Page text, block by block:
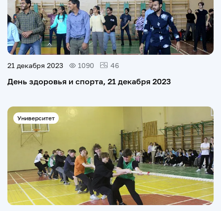
21 декабря 2023 1090 46
День здоровья и спорта, 21 декабря 2023
Университет